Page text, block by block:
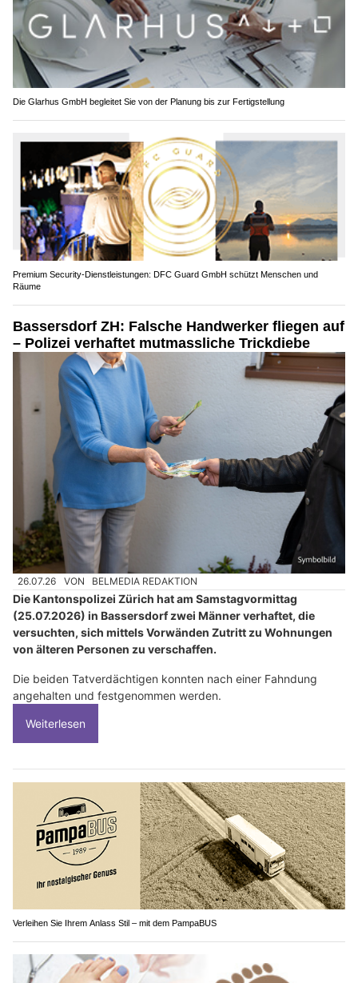
Die Glarhus GmbH begleitet Sie von der Planung bis zur Fertigstellung
Premium Security-Dienstleistungen: DFC Guard GmbH schützt Menschen und
Räume
Bassersdorf ZH: Falsche Handwerker fliegen auf
– Polizei verhaftet mutmassliche Trickdiebe
26.07.26 VON BELMEDIA REDAKTION
Die Kantonspolizei Zürich hat am Samstagvormittag
(25.07.2026) in Bassersdorf zwei Männer verhaftet, die
versuchten, sich mittels Vorwänden Zutritt zu Wohnungen
von älteren Personen zu verschaffen.
Die beiden Tatverdächtigen konnten nach einer Fahndung
angehalten und festgenommen werden.
Weiterlesen
Verleihen Sie Ihrem Anlass Stil – mit dem PampaBUS